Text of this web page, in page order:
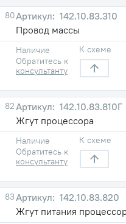
80
142.10.83.310
Провод массы
Наличие
Обратитесь к
консультанту
К схеме
82
142.10.83.810Г
Жгут процессора
Наличие
Обратитесь к
консультанту
К схеме
83
142.10.83.820
Жгут питания